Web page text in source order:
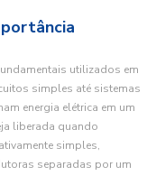
utilizados em
simples até sistemas
energia elétrica em um
liberada quando
simples,
separadas por um